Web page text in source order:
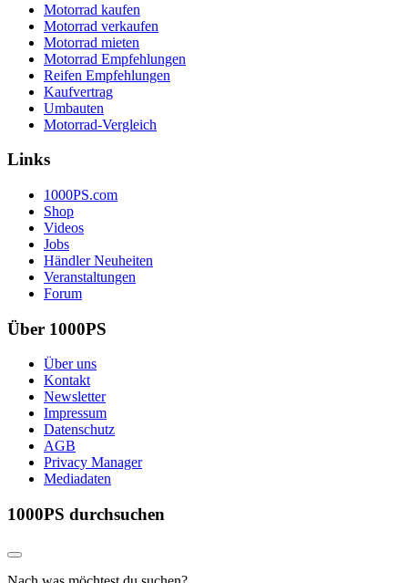
Motorrad kaufen
Motorrad verkaufen
Motorrad mieten
Motorrad Empfehlungen
Reifen Empfehlungen
Kaufvertrag
Umbauten
Motorrad-Vergleich
Links
1000PS.com
Shop
Videos
Jobs
Händler Neuheiten
Veranstaltungen
Forum
Über 1000PS
Über uns
Kontakt
Newsletter
Impressum
Datenschutz
AGB
Privacy Manager
Mediadaten
1000PS durchsuchen